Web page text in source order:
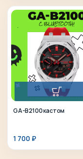
GA-B2100 кастом
1 700 ₽